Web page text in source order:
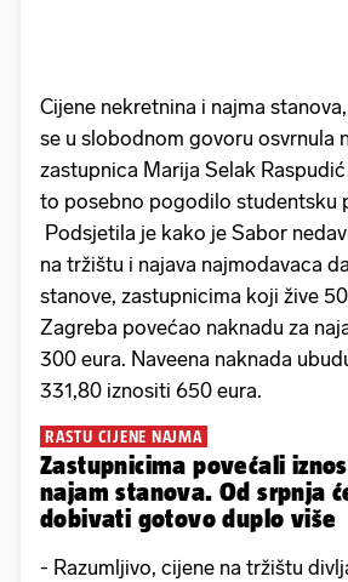
Cijene nekretnina i najma
se u slobodnom govoru osvrnula
zastupnica Marija Selak
to posebno pogodilo studentsku
Podsjetila je kako je Sabor
na tržištu i najava najmodavaca
stanove, zastupnicima koji žive
Zagreba povećao naknadu za
300 eura. Naveena naknada
331,80 iznositi 650 eura.
RASTU CIJENE NAJMA
Zastupnicima povećali
najam stanova. Od srpnja
dobivati gotovo duplo više
- Razumljivo, cijene na tržištu